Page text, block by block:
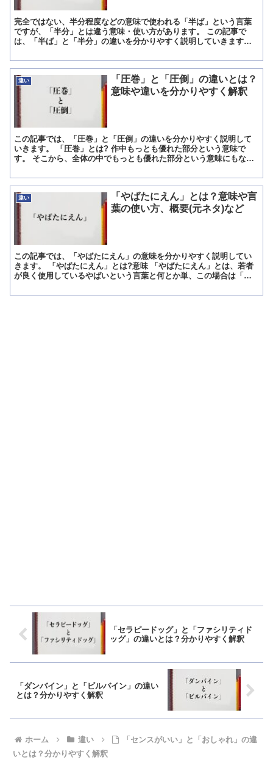
完全ではない、半分程度などの意味で使われる「半ば」という言葉
ですが、「半分」とは違う意味・使い方があります。 この記事で
は、「半ば」と「半分」の違いを分かりやすく説明していきます。
違い
「圧巻」と「圧倒」の違いとは？
意味や違いを分かりやすく解釈
この記事では、「圧巻」と「圧倒」の違いを分かりやすく説明して
いきます。 「圧巻」とは? 作中もっとも優れた部分という意味で
す。 そこから、全体の中でもっとも優れた部分という意味にもなり
違い
「やばたにえん」とは？意味や言
葉の使い方、概要(元ネタ)など
この記事では、「やばたにえん」の意味を分かりやすく説明してい
きます。 「やばたにえん」とは?意味 「やばたにえん」とは、若者
が良く使用しているやばいという言葉と何とか単、この場合は「や
「セラピードッグ」と「ファシリティド
ッグ」の違いとは？分かりやすく解釈
「ダンバイン」と「ビルバイン」の違い
とは？分かりやすく解釈
ホーム 違い
「センスがいい」と「おしゃれ」の違
いとは？分かりやすく解釈